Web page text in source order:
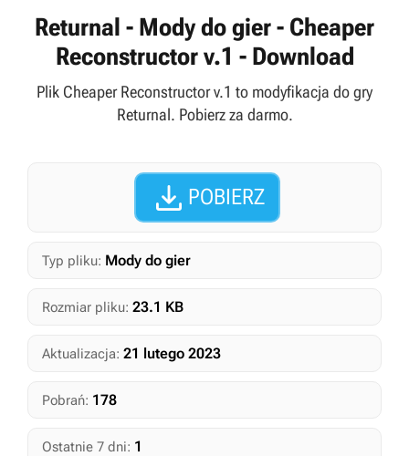
Returnal - Mody do gier - Cheaper
Reconstructor v.1 - Download
Plik Cheaper Reconstructor v.1 to modyfikacja do gry
Returnal. Pobierz za darmo.
 POBIERZ
Typ pliku: Mody do gier
Rozmiar pliku: 23.1 KB
Aktualizacja: 21 lutego 2023
Pobrań: 178
Ostatnie 7 dni: 1